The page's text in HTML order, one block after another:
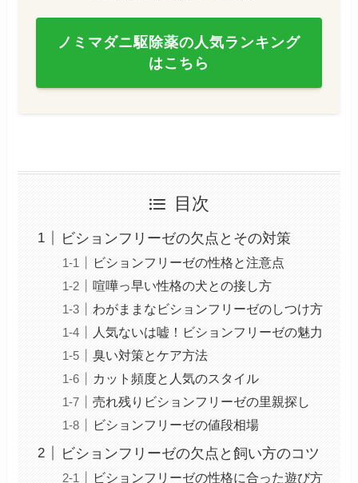
ノミマダニ駆除薬の人気ランキング
はこちら
目次
ビションフリーゼの欠点とその対策
ビションフリーゼの性格と注意点
喧嘩っ早い性格の犬との接し方
わがままなビションフリーゼのしつけ方
人気ないは嘘！ビションフリーゼの魅力
臭い対策とケア方法
カット頻度と人気のスタイル
売れ残りビションフリーゼの里親探し
ビションフリーゼの値段相場
ビションフリーゼの欠点と飼い方のコツ
ビションフリーゼの性格に合った遊び方